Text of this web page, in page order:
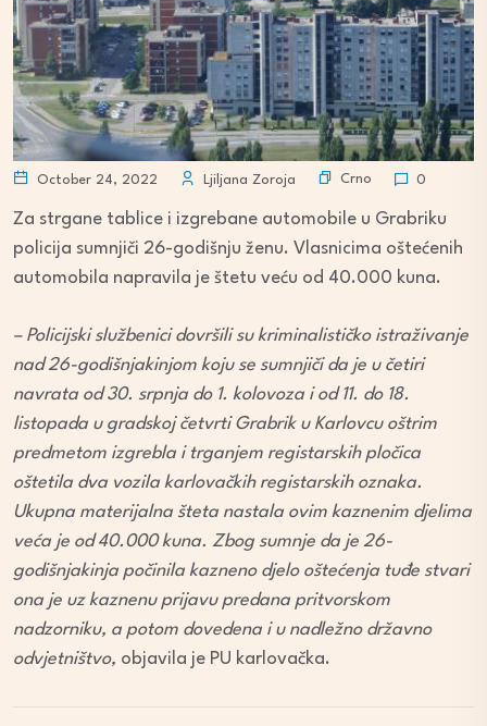
October 24, 2022 Ljiljana Zoroja Crno 0
Za strgane tablice i izgrebane automobile u Grabriku
policija sumnjiči 26-godišnju ženu. Vlasnicima oštećenih
automobila napravila je štetu veću od 40.000 kuna.
– Policijski službenici dovršili su kriminalističko istraživanje
nad 26-godišnjakinjom koju se sumnjiči da je u četiri
navrata od 30. srpnja do 1. kolovoza i od 11. do 18.
listopada u gradskoj četvrti Grabrik u Karlovcu oštrim
predmetom izgrebla i trganjem registarskih pločica
oštetila dva vozila karlovačkih registarskih oznaka.
Ukupna materijalna šteta nastala ovim kaznenim djelima
veća je od 40.000 kuna. Zbog sumnje da je 26-
godišnjakinja počinila kazneno djelo oštećenja tuđe stvari
ona je uz kaznenu prijavu predana pritvorskom
nadzorniku, a potom dovedena i u nadležno državno
odvjetništvo, objavila je PU karlovačka.